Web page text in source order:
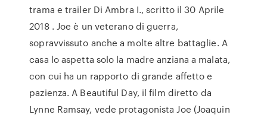
trama e trailer Di Ambra I., scritto il 30 Aprile
2018 . Joe è un veterano di guerra,
sopravvissuto anche a molte altre battaglie. A
casa lo aspetta solo la madre anziana a malata,
con cui ha un rapporto di grande affetto e
pazienza. A Beautiful Day, il film diretto da
Lynne Ramsay, vede protagonista Joe (Joaquin